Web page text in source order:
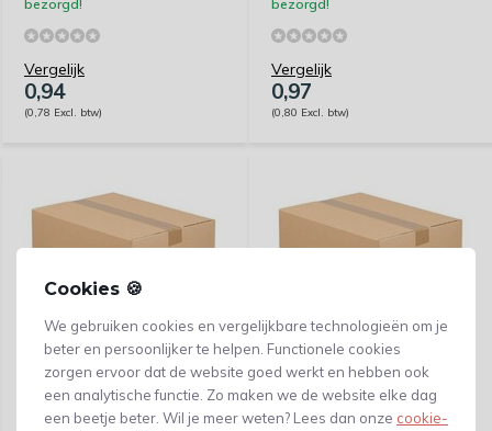
Cookies 🍪
We gebruiken cookies en vergelijkbare technologieën om je
beter en persoonlijker te helpen. Functionele cookies
zorgen ervoor dat de website goed werkt en hebben ook
een analytische functie. Zo maken we de website elke dag
een beetje beter. Wil je meer weten? Lees dan onze cookie-
bezorgd!
Vergelijk
0,94
(0,78 Excl. btw)
bezorgd!
Vergelijk
0,97
(0,80 Excl. btw)
Amerikaanse vouwdoos
enkele golf 350 x 350 x
250 mm
Amerikaanse vouwdoos
enkele golf 360 x 270 x
160 mm